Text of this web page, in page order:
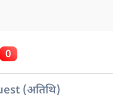
0
(अतिथि)